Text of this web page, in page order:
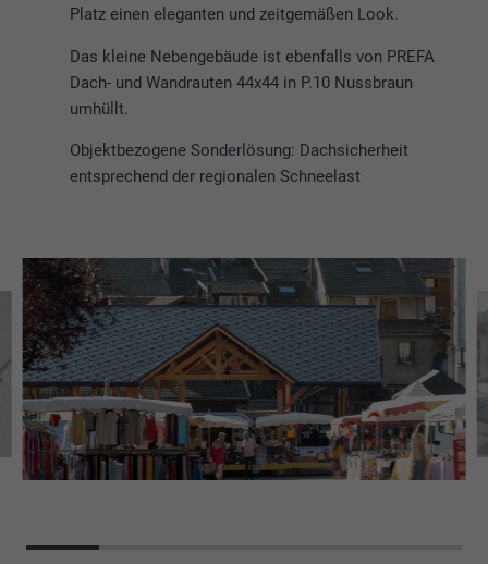
Platz einen eleganten und zeitgemäßen Look.
Das kleine Nebengebäude ist ebenfalls von PREFA
Dach- und Wandrauten 44x44 in P.10 Nussbraun
umhüllt.
Objektbezogene Sonderlösung: Dachsicherheit
entsprechend der regionalen Schneelast